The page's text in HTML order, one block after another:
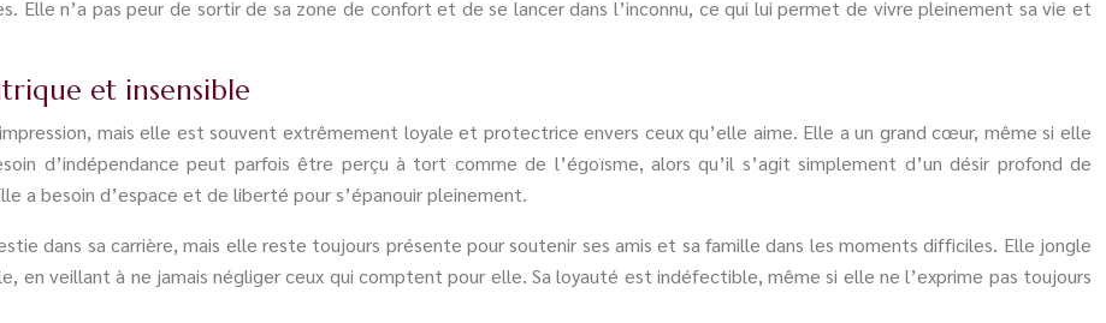
Elle n’a pas peur de sortir de sa zone de confort et de se lancer dans l’inconnu, ce qui lui permet de vivre pleinement sa vie et
et insensible
mais elle est souvent extrêmement loyale et protectrice envers ceux qu’elle aime. Elle a un grand cœur, même si elle
d’indépendance peut parfois être perçu à tort comme de l’égoïsme, alors qu’il s’agit simplement d’un désir profond de
a besoin d’espace et de liberté pour s’épanouir pleinement.
dans sa carrière, mais elle reste toujours présente pour soutenir ses amis et sa famille dans les moments difficiles. Elle jongle
en veillant à ne jamais négliger ceux qui comptent pour elle. Sa loyauté est indéfectible, même si elle ne l’exprime pas toujours